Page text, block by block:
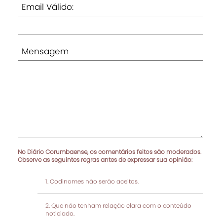
Email Válido:
Mensagem
No Diário Corumbaense, os comentários feitos são moderados.
Observe as seguintes regras antes de expressar sua opinião:
Codinomes não serão aceitos.
Que não tenham relação clara com o conteúdo
noticiado.